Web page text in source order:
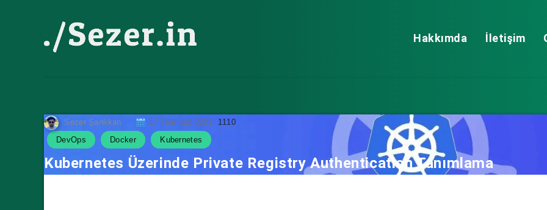
Hakkımda İletişim
Sezer Şanlıkan 17 Temmuz 2022
1110
DevOps
Docker Kubernetes
Kubernetes Üzerinde Private Registry Authentication Tanımlama